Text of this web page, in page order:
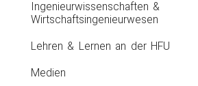
Ingenieurwissenschaften &
Wirtschaftsingenieurwesen
Lehren & Lernen an der HFU
Medien